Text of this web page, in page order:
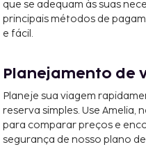
que se adequam às suas
principais métodos de
e fácil.
Planejamento de
Planeje sua viagem
reserva simples. Use Amelia,
para comparar preços e
segurança de nosso plano